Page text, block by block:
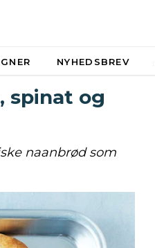
NYHEDSBREV
spinat og
naanbrød som